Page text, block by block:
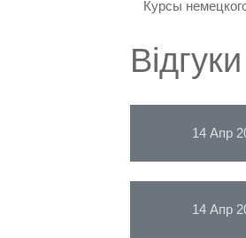
Курсы
Відгуки
14 Апр
14 Апр